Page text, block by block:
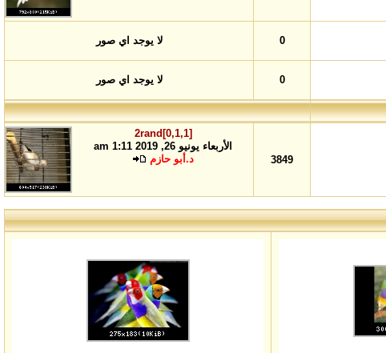
0 لا يوجد اي صور
0 لا يوجد اي صور
3849
2rand[0,1,1]
الأربعاء يونيو 26, 2019 1:11 am
د.أبو حازم